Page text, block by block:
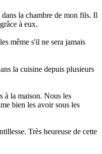
la chambre de mon fils. Il
à eux.
même s'il ne sera jamais
la cuisine depuis plusieurs
à la maison. Nous les
bien les avoir sous les
Très heureuse de cette